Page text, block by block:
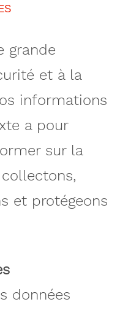
grande
et à la
informations
a pour
sur la
et protégeons
données